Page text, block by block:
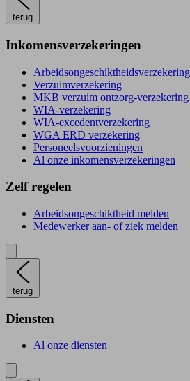
terug
Inkomensverzekeringen
Arbeidsongeschiktheidsverzekering
Verzuimverzekering
MKB verzuim ontzorg-verzekering
WIA-verzekering
WIA-excedentverzekering
WGA ERD verzekering
Personeelsvoorzieningen
Al onze inkomensverzekeringen
Zelf regelen
Arbeidsongeschiktheid melden
Medewerker aan- of ziek melden
terug
Diensten
Al onze diensten